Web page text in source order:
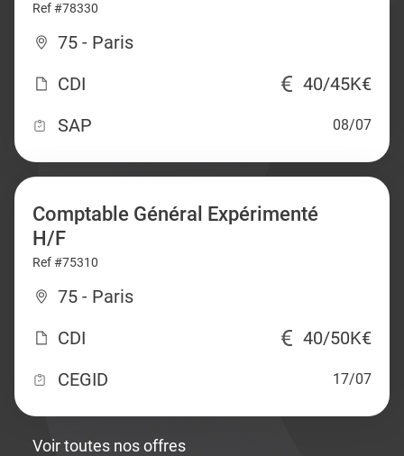
Ref #78330
75 - Paris
CDI
40/45K€
SAP
08/07
Comptable Général Expérimenté
H/F
Ref #75310
75 - Paris
CDI
40/50K€
CEGID
17/07
Voir toutes nos offres